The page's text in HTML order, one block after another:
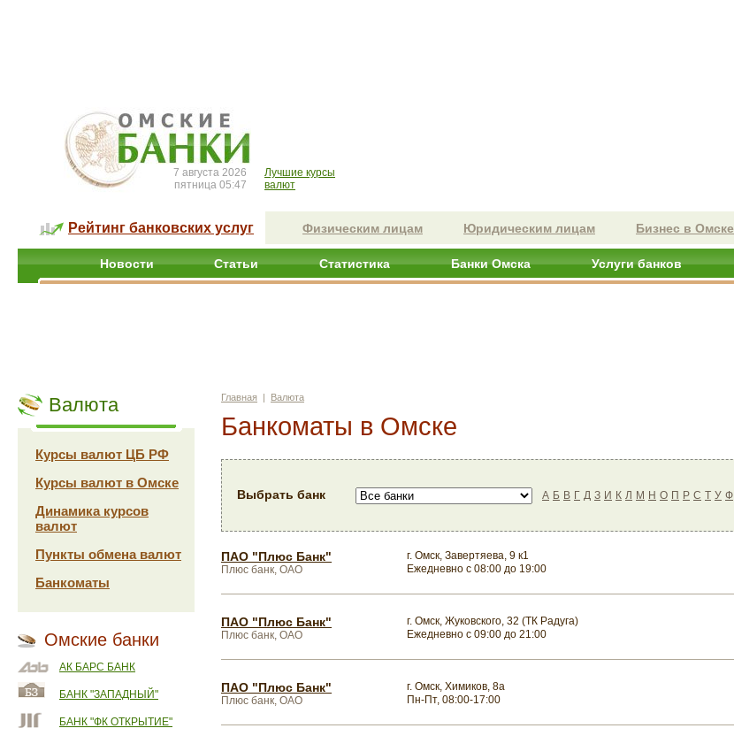
7 августа 2026
пятница 05:47
Лучшие курсы
валют
Рейтинг банковских услуг Физическим лицам Юридическим лицам Бизнес в Омске
Новости Статьи Статистика Банки Омска Услуги банков
Валюта
Курсы валют ЦБ РФ
Курсы валют в Омске
Динамика курсов
валют
Пункты обмена валют
Банкоматы
Омские банки
АК БАРС БАНК
БАНК "ЗАПАДНЫЙ"
БАНК "ФК ОТКРЫТИЕ"
Главная | Валюта
Банкоматы в Омске
Выбрать банк А Б В Г Д З И К Л М Н О П Р С Т У Ф
ПАО "Плюс Банк"
Плюс банк, ОАО
г. Омск, Завертяева, 9 к1
Ежедневно с 08:00 до 19:00
ПАО "Плюс Банк"
Плюс банк, ОАО
г. Омск, Жуковского, 32 (ТК Радуга)
Ежедневно с 09:00 до 21:00
ПАО "Плюс Банк"
Плюс банк, ОАО
г. Омск, Химиков, 8а
Пн-Пт, 08:00-17:00